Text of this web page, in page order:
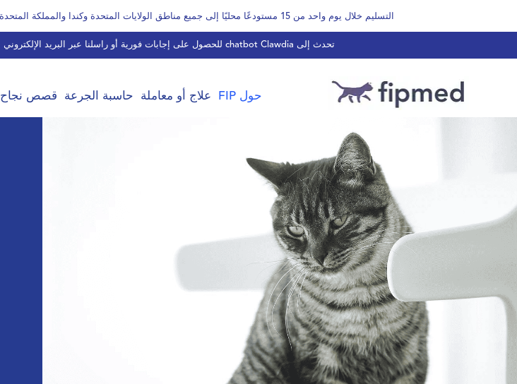
التسليم خلال يوم واحد من 15 مستودعًا محليًا إلى جميع مناطق الولايات المتحدة وكندا والمملكة المتحدة ودول الاتحاد الأوروبي والشرق الأوسط وأمريكا اللاتينية وآسيا وأستراليا ونيوزيلندا.
تحدث إلى chatbot Clawdia للحصول على إجابات فورية أو راسلنا عبر البريد الإلكتروني على
حول FIP علاج أو معاملة حاسبة الجرعة قصص نجاح